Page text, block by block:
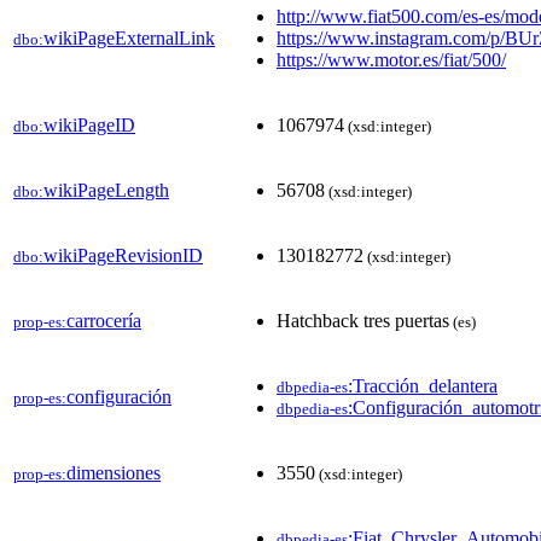
dbo:wikiPageExternalLink
http://www.fiat500.com/es-es/
https://www.instagram.com/p/
https://www.motor.es/fiat/500/
dbo:wikiPageID 1067974 (xsd:integer)
dbo:wikiPageLength 56708 (xsd:integer)
dbo:wikiPageRevisionID 130182772 (xsd:integer)
prop-es:carrocería Hatchback tres puertas (es)
prop-es:configuración dbpedia-es:Tracción_delantera
dbpedia-es
prop-es:dimensiones 3550 (xsd:integer)